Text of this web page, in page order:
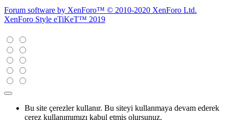
Forum software by XenForo™ © 2010-2020 XenForo Ltd.
XenForo Style eTiKeT™ 2019
Bu site çerezler kullanır. Bu siteyi kullanmaya devam ederek
çerez kullanımımızı kabul etmiş olursunuz.